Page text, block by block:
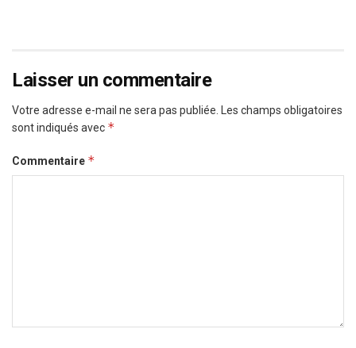
Laisser un commentaire
Votre adresse e-mail ne sera pas publiée. Les champs obligatoires
sont indiqués avec *
Commentaire *